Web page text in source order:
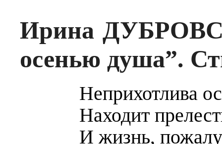
Ирина
осенью душа”.
Неприхотлива
Находит
И жизнь,